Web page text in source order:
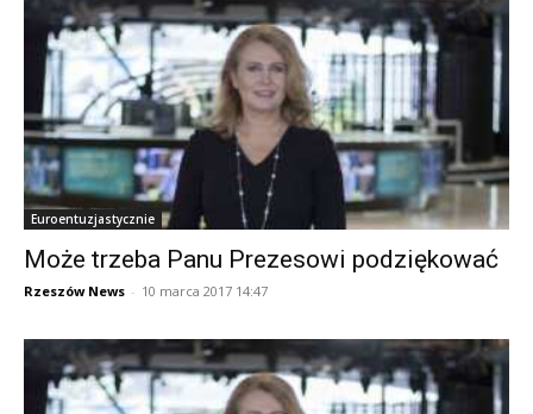
Euroentuzjastycznie
Może trzeba Panu Prezesowi podziękować
Rzeszów News - 10 marca 2017 14:47